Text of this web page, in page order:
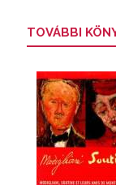
TOVÁBBI